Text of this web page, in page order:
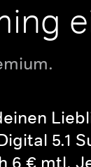
5.1
6 € mtl.